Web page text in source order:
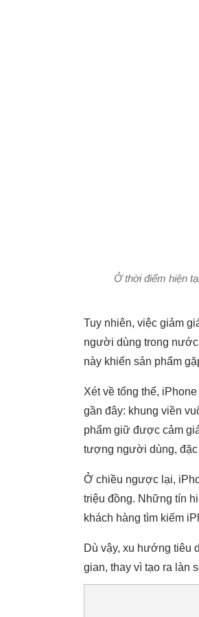
Ở thời điểm hiện
Tuy nhiên, việc giảm
người dùng trong
này khiến sản phẩm
Xét về tổng thể,
gần đây: khung viền
phẩm giữ được cảm
tượng người dùng,
Ở chiều ngược lại,
triệu đồng. Những tín
khách hàng tìm kiếm
Dù vậy, xu hướng tiêu
gian, thay vì tạo ra làn